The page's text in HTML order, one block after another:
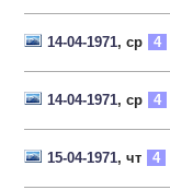
14-04-1971, ср 4
14-04-1971, ср 4
15-04-1971, чт 4